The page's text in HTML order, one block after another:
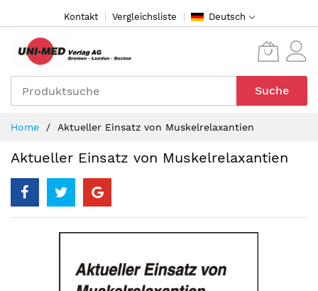
Inhalt
Kontakt Vergleichsliste Deutsch
Suche
Home Aktueller Einsatz von Muskelrelaxantien
Aktueller Einsatz von Muskelrelaxantien
Bildergalerie